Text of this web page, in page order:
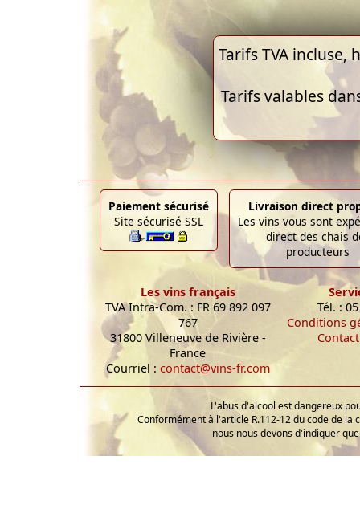
Tarifs TVA
Tarifs valables
Paiement sécurisé
Site sécurisé SSL
Livraison direct
Les vins vous sont
direct des chais
producteurs
Les vins français
TVA Intra-Com. : FR 69 892 097
767
31800 Villeneuve de Rivière -
France
Courriel : contact@vins-fr.com
Tél. :
Conditions
Contact
L'abus d'alcool est dangereux
Conformément à l'article R.112-12 du code de la
nous nous devons d'indiquer